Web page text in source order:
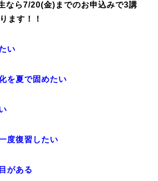
なら7/20(金)までのお申込みで3講
ます！！
い
を夏で固めたい
度復習したい
がある